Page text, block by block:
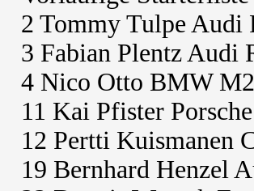
2 Tommy Tulpe
3 Fabian Plentz Audi
4 Nico Otto BMW
11 Kai Pfister
12 Pertti Kuismanen
19 Bernhard Henzel